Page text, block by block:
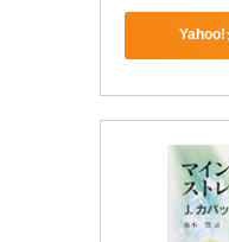
Yahoo!